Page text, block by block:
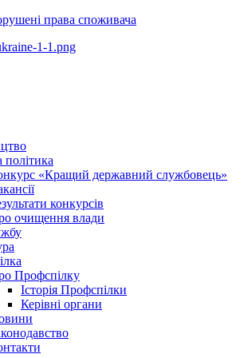
права споживача
політика
«Кращий державний службовець»
конкурсів
очищення влади
Профспілку
Історія Профспілки
Керівні органи